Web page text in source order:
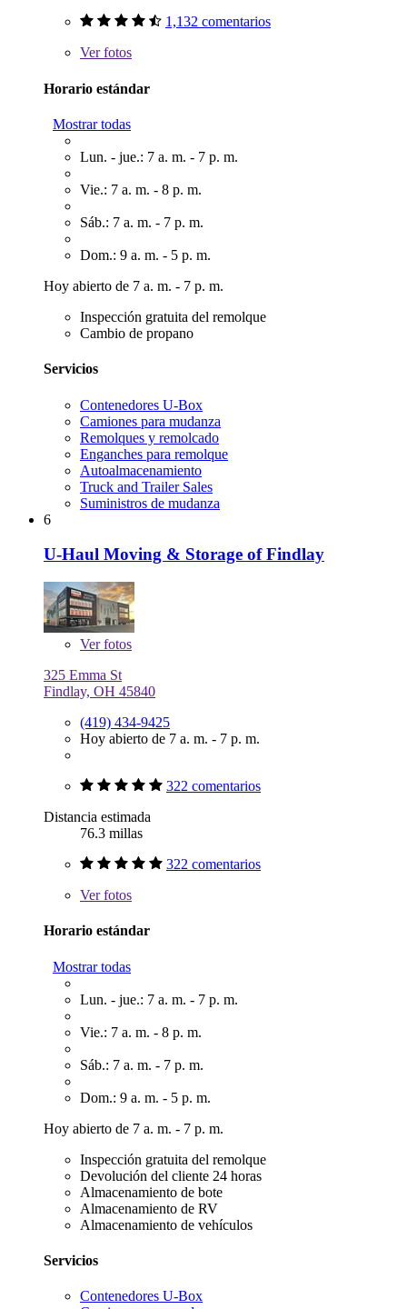
1,132 comentarios
Verfotos
Horario estándar
Mostrar todas
Lun. - jue.: 7 a. m. - 7 p. m.
Vie.: 7 a. m. - 8 p. m.
Sáb.: 7 a. m. - 7 p. m.
Dom.: 9 a. m. - 5 p. m.
Hoy abierto de 7 a. m. - 7 p. m.
Inspección gratuita del remolque
Cambio de propano
Servicios
Contenedores U-Box
Camiones para mudanza
Remolques y remolcado
Enganches para remolque
Autoalmacenamiento
Truck and Trailer Sales
Suministros de mudanza
6
U-Haul Moving & Storage of Findlay
Verfotos
325 Emma St
Findlay, OH 45840
(419) 434-9425
Hoy abierto de 7 a. m. - 7 p. m.
322 comentarios
Distancia estimada
76.3 millas
322 comentarios
Verfotos
Horario estándar
Mostrar todas
Lun. - jue.: 7 a. m. - 7 p. m.
Vie.: 7 a. m. - 8 p. m.
Sáb.: 7 a. m. - 7 p. m.
Dom.: 9 a. m. - 5 p. m.
Hoy abierto de 7 a. m. - 7 p. m.
Inspección gratuita del remolque
Devolución del cliente 24 horas
Almacenamiento de bote
Almacenamiento de RV
Almacenamiento de vehículos
Servicios
Contenedores U-Box